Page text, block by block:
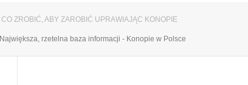
CO ZROBIĆ, ABY ZAROBIĆ UPRAWIAJĄC KONOPIE
Największa, rzetelna baza informacji - Konopie w Polsce